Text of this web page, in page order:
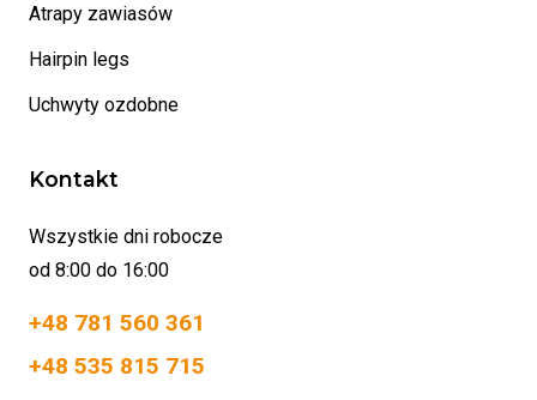
Atrapy zawiasów
Hairpin legs
Uchwyty ozdobne
Kontakt
Wszystkie dni robocze
od 8:00 do 16:00
+48 781 560 361
+48 535 815 715